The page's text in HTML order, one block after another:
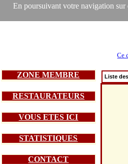
En poursuivant votre navigation sur
Ce
ZONE MEMBRE
RESTAURATEURS
VOUS ETES ICI
STATISTIQUES
CONTACT
Liste